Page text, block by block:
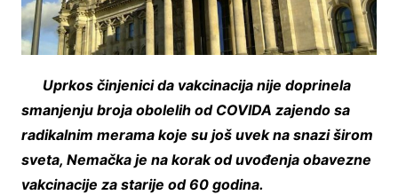
Uprkos činjenici da vakcinacija nije doprinela
smanjenju broja obolelih od COVIDA zajendo sa
radikalnim merama koje su još uvek na snazi širom
sveta, Nemačka je na korak od uvođenja obavezne
vakcinacije za starije od 60 godina.